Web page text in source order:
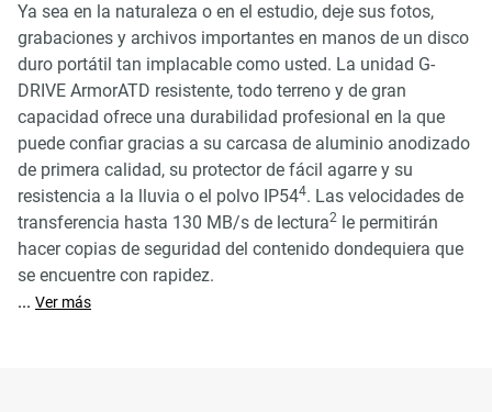
Ya sea en la naturaleza o en el estudio, deje sus fotos,
grabaciones y archivos importantes en manos de un disco
duro portátil tan implacable como usted. La unidad G-
DRIVE ArmorATD resistente, todo terreno y de gran
capacidad ofrece una durabilidad profesional en la que
puede confiar gracias a su carcasa de aluminio anodizado
de primera calidad, su protector de fácil agarre y su
resistencia a la lluvia o el polvo IP544. Las velocidades de
transferencia hasta 130 MB/s de lectura2 le permitirán
hacer copias de seguridad del contenido dondequiera que
se encuentre con rapidez.
... Ver más